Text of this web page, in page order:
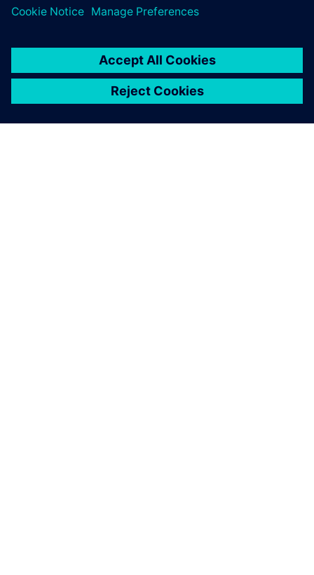
megbízható partnerekkel való szoros együttműködés.
Fejlesszük a gyártást — azáltal, hogy felhatalmazzuk az
ökoszisztémát additív alkalmazások tervezésére,
előállítására és használatára az iparágakban.